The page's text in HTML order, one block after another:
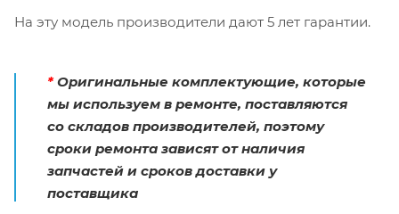
На эту модель производители дают 5 лет гарантии.
* Оригинальные комплектующие, которые
мы используем в ремонте, поставляются
со складов производителей, поэтому
сроки ремонта зависят от наличия
запчастей и сроков доставки у
поставщика